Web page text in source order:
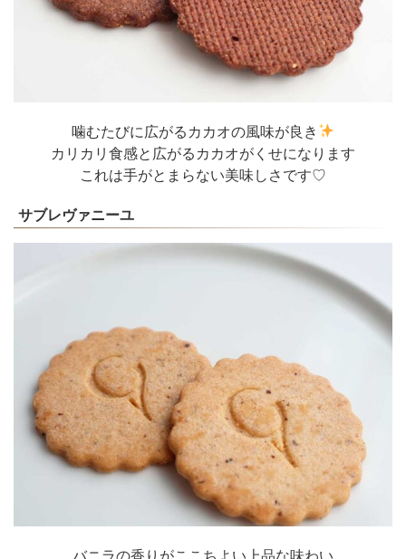
噛むたびに広がるカカオの風味が良き
カリカリ食感と広がるカカオがくせになります
これは手がとまらない美味しさです♡
サブレヴァニーユ